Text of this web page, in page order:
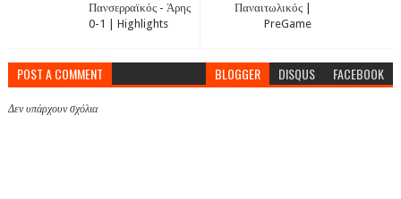
Παναιτωλικός |
PreGame
Πανσερραϊκός - Άρης
0-1 | Highlights
POST A COMMENT BLOGGER DISQUS FACEBOOK
Δεν υπάρχουν σχόλια